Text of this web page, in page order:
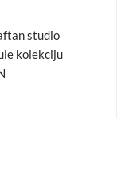
studio
kolekciju